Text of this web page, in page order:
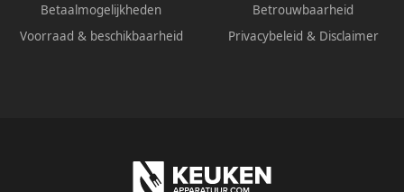
Betaalmogelijkheden
Voorraad & beschikbaarheid
Betrouwbaarheid
Privacybeleid & Disclaimer